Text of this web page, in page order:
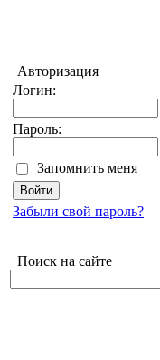
Авторизация
Логин:
Пароль:
Запомнить меня
Забыли свой пароль?
Поиск на сайте